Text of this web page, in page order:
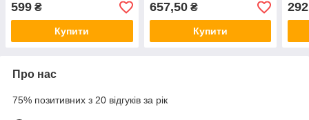
599 ₴
Купити
657,50₴
Купити
292
Про нас
75% позитивних з 20 відгуків за рік